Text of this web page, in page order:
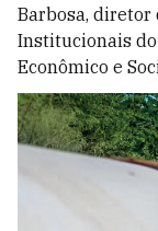
Barbosa, diretor
Institucionais
Econômico e